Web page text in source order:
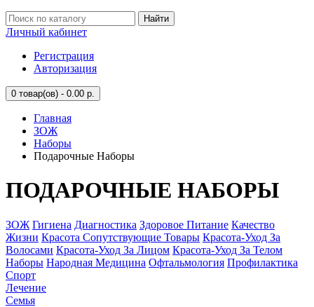
Найти
Личный кабинет
Регистрация
Авторизация
0 товар(ов) - 0.00 р.
Главная
ЗОЖ
Наборы
Подарочные Наборы
ПОДАРОЧНЫЕ НАБОРЫ
ЗОЖ Гигиена Диагностика Здоровое Питание Качество
Жизни Красота Сопутствующие Товары Красота-Уход За
Волосами Красота-Уход За Лицом Красота-Уход За Телом
Наборы Народная Медицина Офтальмология Профилактика
Спорт
Лечение
Семья